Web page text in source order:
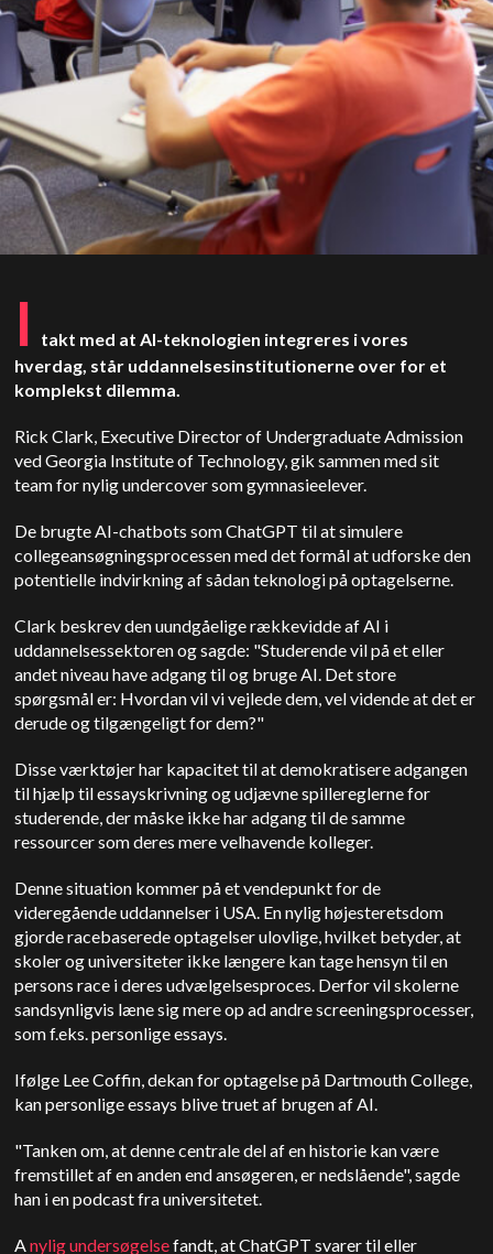
I
takt med at AI-teknologien integreres i vores
hverdag, står uddannelsesinstitutionerne over for et
komplekst dilemma.
Rick Clark, Executive Director of Undergraduate Admission
ved Georgia Institute of Technology, gik sammen med sit
team for nylig undercover som gymnasieelever.
De brugte AI-chatbots som ChatGPT til at simulere
collegeansøgningsprocessen med det formål at udforske den
potentielle indvirkning af sådan teknologi på optagelserne.
Clark beskrev den uundgåelige rækkevidde af AI i
uddannelsessektoren og sagde: "Studerende vil på et eller
andet niveau have adgang til og bruge AI. Det store
spørgsmål er: Hvordan vil vi vejlede dem, vel vidende at det er
derude og tilgængeligt for dem?"
Disse værktøjer har kapacitet til at demokratisere adgangen
til hjælp til essayskrivning og udjævne spillereglerne for
studerende, der måske ikke har adgang til de samme
ressourcer som deres mere velhavende kolleger.
Denne situation kommer på et vendepunkt for de
videregående uddannelser i USA. En nylig højesteretsdom
gjorde racebaserede optagelser ulovlige, hvilket betyder, at
skoler og universiteter ikke længere kan tage hensyn til en
persons race i deres udvælgelsesproces. Derfor vil skolerne
sandsynligvis læne sig mere op ad andre screeningsprocesser,
som f.eks. personlige essays.
Ifølge Lee Coffin, dekan for optagelse på Dartmouth College,
kan personlige essays blive truet af brugen af AI.
"Tanken om, at denne centrale del af en historie kan være
fremstillet af en anden end ansøgeren, er nedslående", sagde
han i en podcast fra universitetet.
Anylig undersøgelsefandt, at ChatGPT svarer til eller